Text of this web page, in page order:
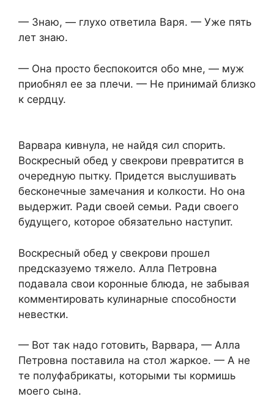
— Знаю, — глухо ответила Варя. — Уже пять
лет знаю.
— Она просто беспокоится обо мне, — муж
приобнял ее за плечи. — Не принимай близко
к сердцу.
Варвара кивнула, не найдя сил спорить.
Воскресный обед у свекрови превратится в
очередную пытку. Придется выслушивать
бесконечные замечания и колкости. Но она
выдержит. Ради своей семьи. Ради своего
будущего, которое обязательно наступит.
Воскресный обед у свекрови прошел
предсказуемо тяжело. Алла Петровна
подавала свои коронные блюда, не забывая
комментировать кулинарные способности
невестки.
— Вот так надо готовить, Варвара, — Алла
Петровна поставила на стол жаркое. — А не
те полуфабрикаты, которыми ты кормишь
моего сына.